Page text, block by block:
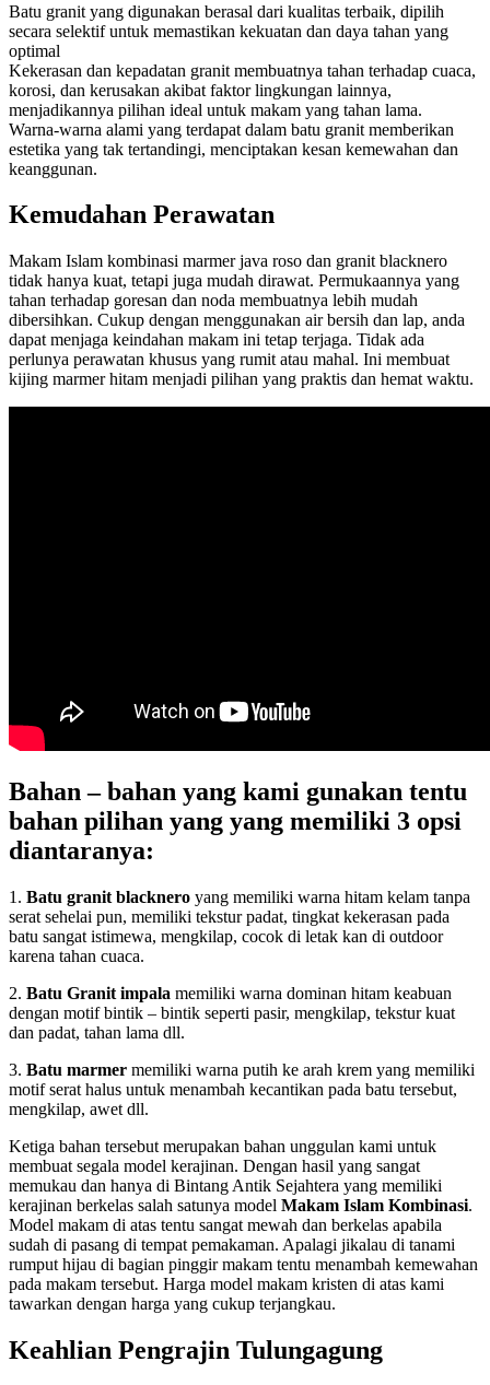
Batu granit yang digunakan berasal dari kualitas terbaik, dipilih
secara selektif untuk memastikan kekuatan dan daya tahan yang
optimal
Kekerasan dan kepadatan granit membuatnya tahan terhadap cuaca,
korosi, dan kerusakan akibat faktor lingkungan lainnya,
menjadikannya pilihan ideal untuk makam yang tahan lama.
Warna-warna alami yang terdapat dalam batu granit memberikan
estetika yang tak tertandingi, menciptakan kesan kemewahan dan
keanggunan.
Kemudahan Perawatan
Makam Islam kombinasi marmer java roso dan granit blacknero
tidak hanya kuat, tetapi juga mudah dirawat. Permukaannya yang
tahan terhadap goresan dan noda membuatnya lebih mudah
dibersihkan. Cukup dengan menggunakan air bersih dan lap, anda
dapat menjaga keindahan makam ini tetap terjaga. Tidak ada
perlunya perawatan khusus yang rumit atau mahal. Ini membuat
kijing marmer hitam menjadi pilihan yang praktis dan hemat waktu.
Bahan – bahan yang kami gunakan tentu
bahan pilihan yang yang memiliki 3 opsi
diantaranya:
1. Batu granit blacknero yang memiliki warna hitam kelam tanpa
serat sehelai pun, memiliki tekstur padat, tingkat kekerasan pada
batu sangat istimewa, mengkilap, cocok di letak kan di outdoor
karena tahan cuaca.
2. Batu Granit impala memiliki warna dominan hitam keabuan
dengan motif bintik – bintik seperti pasir, mengkilap, tekstur kuat
dan padat, tahan lama dll.
3. Batu marmer memiliki warna putih ke arah krem yang memiliki
motif serat halus untuk menambah kecantikan pada batu tersebut,
mengkilap, awet dll.
Ketiga bahan tersebut merupakan bahan unggulan kami untuk
membuat segala model kerajinan. Dengan hasil yang sangat
memukau dan hanya di Bintang Antik Sejahtera yang memiliki
kerajinan berkelas salah satunya model Makam Islam Kombinasi.
Model makam di atas tentu sangat mewah dan berkelas apabila
sudah di pasang di tempat pemakaman. Apalagi jikalau di tanami
rumput hijau di bagian pinggir makam tentu menambah kemewahan
pada makam tersebut. Harga model makam kristen di atas kami
tawarkan dengan harga yang cukup terjangkau.
Keahlian Pengrajin Tulungagung